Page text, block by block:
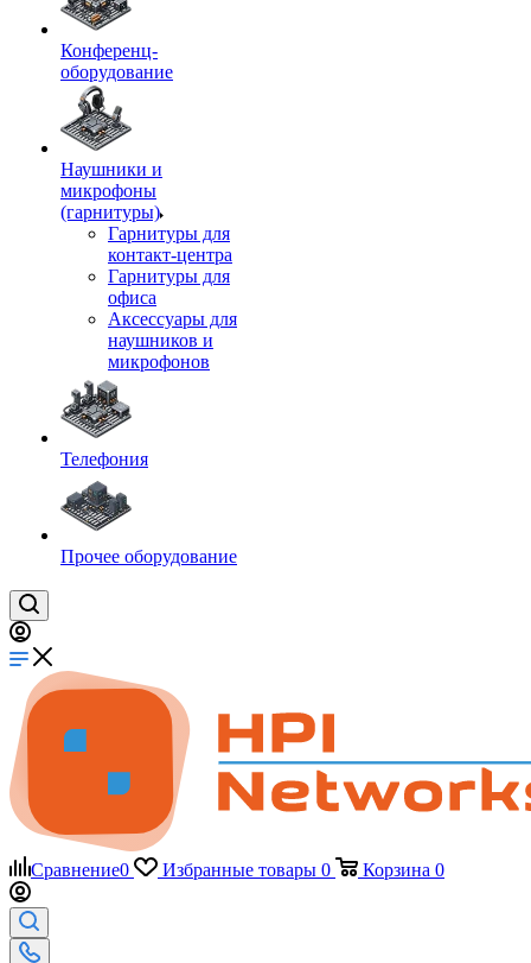
Конференц-
оборудование
Наушники и
микрофоны
(гарнитуры)
Гарнитуры для
контакт-центра
Гарнитуры для
офиса
Аксессуары для
наушников и
микрофонов
Телефония
Прочее оборудование
Сравнение0 Избранные товары 0 Корзина 0